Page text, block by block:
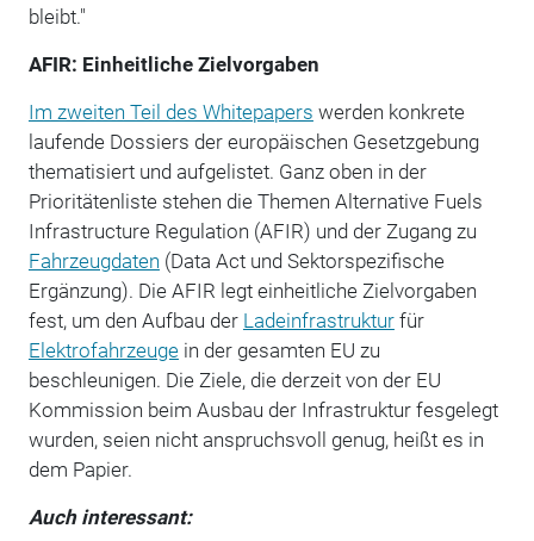
bleibt."
AFIR: Einheitliche Zielvorgaben
Im zweiten Teil des Whitepapers werden konkrete
laufende Dossiers der europäischen Gesetzgebung
thematisiert und aufgelistet. Ganz oben in der
Prioritätenliste stehen die Themen Alternative Fuels
Infrastructure Regulation (AFIR) undder Zugang zu
Fahrzeugdaten (Data Act und Sektorspezifische
Ergänzung). Die AFIR legt einheitliche Zielvorgaben
fest, um den Aufbau der Ladeinfrastrukturfür
Elektrofahrzeugein der gesamten EU zu
beschleunigen. Die Ziele, die derzeit von der EU
Kommission beim Ausbau der Infrastruktur fesgelegt
wurden,seien nicht anspruchsvoll genug, heißt es in
dem Papier.
Auch interessant: